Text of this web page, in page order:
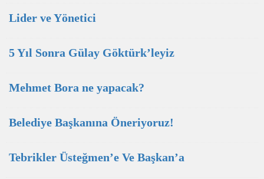
Lider ve Yönetici
5 Yıl Sonra Gülay Göktürk’leyiz
Mehmet Bora ne yapacak?
Belediye Başkanına Öneriyoruz!
Tebrikler Üsteğmen’e Ve Başkan’a